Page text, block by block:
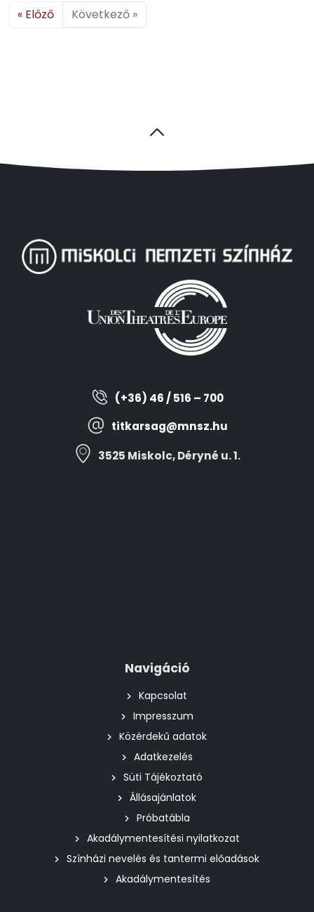
« Előző Következő »
(+36) 46 / 516 – 700
titkarsag@mnsz.hu
3525 Miskolc, Déryné u. 1.
Navigáció
Kapcsolat
Impresszum
Közérdekű adatok
Adatkezelés
Süti Tájékoztató
Állásajánlatok
Próbatábla
Akadálymentesítési nyilatkozat
Színházi nevelés és tantermi előadások
Akadálymentesítés